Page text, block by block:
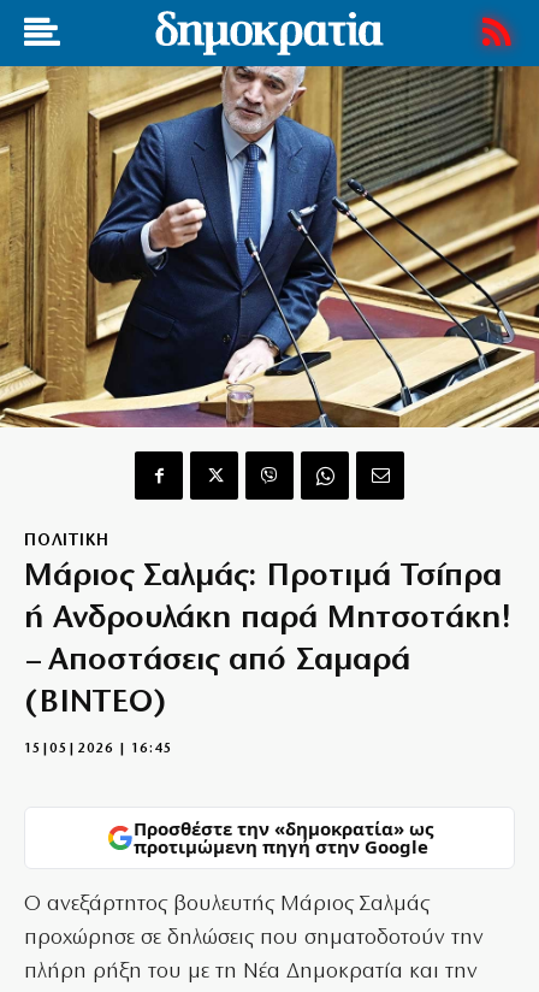
ΠΟΛΙΤΙΚΗ
Μάριος Σαλμάς: Προτιμά Τσίπρα
ή Ανδρουλάκη παρά Μητσοτάκη!
– Αποστάσεις από Σαμαρά
(ΒΙΝΤΕΟ)
15|05|2026 | 16:45
Προσθέστε την «δημοκρατία» ως
προτιμώμενη πηγή στην Google
Ο ανεξάρτητος βουλευτής Μάριος Σαλμάς
προχώρησε σε δηλώσεις που σηματοδοτούν την
πλήρη ρήξη του με τη Νέα Δημοκρατία και την